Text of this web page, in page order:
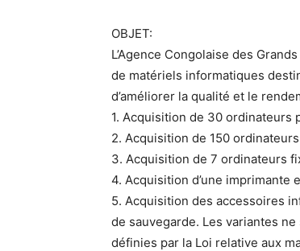
OBJET:
L’Agence Congolaise des
de matériels informatiques
d’améliorer la qualité et le
1. Acquisition de 30 ordinateurs
2. Acquisition de 150
3. Acquisition de 7 ordinateurs
4. Acquisition d’une imprimante
5. Acquisition des accessoires
de sauvegarde. Les variantes
définies par la Loi relative aux